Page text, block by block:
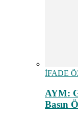
İFADE
AYM:
Basın